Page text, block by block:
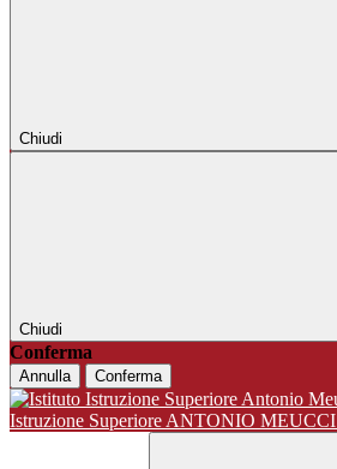
Chiudi
Chiudi
Conferma
Annulla Conferma
Istruzione Superiore ANTONIO MEUCCI